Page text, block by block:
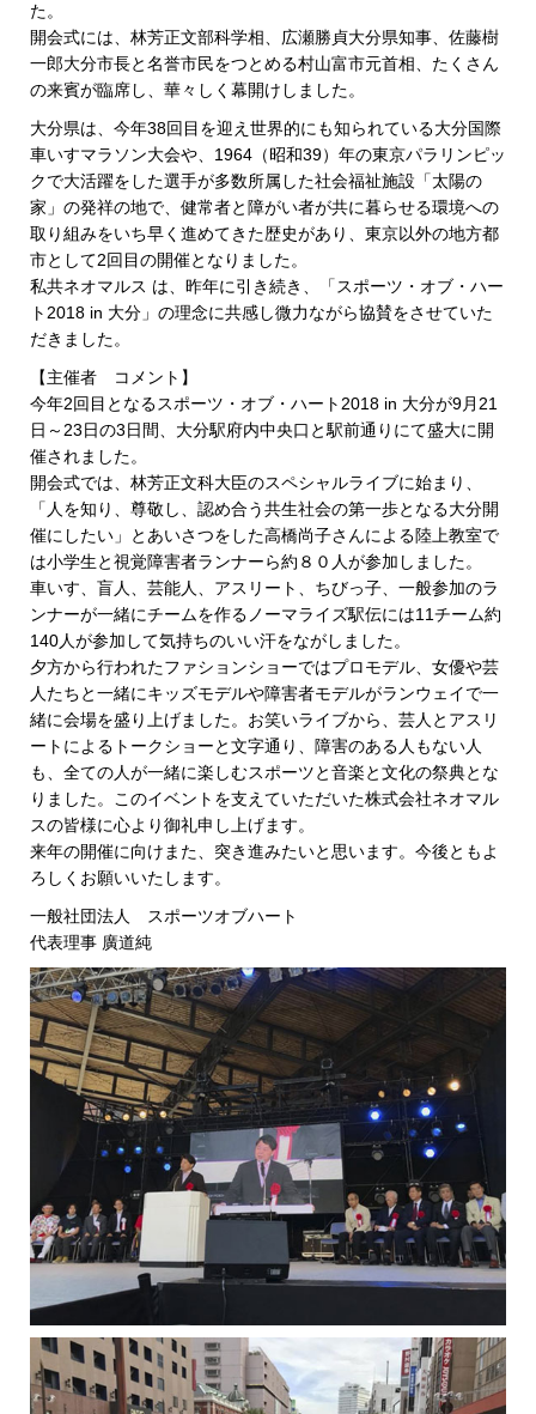
た。
開会式には、林芳正文部科学相、広瀬勝貞大分県知事、佐藤樹
一郎大分市長と名誉市民をつとめる村山富市元首相、たくさん
の来賓が臨席し、華々しく幕開けしました。
大分県は、今年38回目を迎え世界的にも知られている大分国際
車いすマラソン大会や、1964（昭和39）年の東京パラリンピッ
クで大活躍をした選手が多数所属した社会福祉施設「太陽の
家」の発祥の地で、健常者と障がい者が共に暮らせる環境への
取り組みをいち早く進めてきた歴史があり、東京以外の地方都
市として2回目の開催となりました。
私共ネオマルス は、昨年に引き続き、「スポーツ・オブ・ハー
ト2018 in 大分」の理念に共感し微力ながら協賛をさせていた
だきました。
【主催者 コメント】
今年2回目となるスポーツ・オブ・ハート2018 in 大分が9月21
日～23日の3日間、大分駅府内中央口と駅前通りにて盛大に開
催されました。
開会式では、林芳正文科大臣のスペシャルライブに始まり、
「人を知り、尊敬し、認め合う共生社会の第一歩となる大分開
催にしたい」とあいさつをした高橋尚子さんによる陸上教室で
は小学生と視覚障害者ランナーら約８０人が参加しました。
車いす、盲人、芸能人、アスリート、ちびっ子、一般参加のラ
ンナーが一緒にチームを作るノーマライズ駅伝には11チーム約
140人が参加して気持ちのいい汗をながしました。
夕方から行われたファションショーではプロモデル、女優や芸
人たちと一緒にキッズモデルや障害者モデルがランウェイで一
緒に会場を盛り上げました。お笑いライブから、芸人とアスリ
ートによるトークショーと文字通り、障害のある人もない人
も、全ての人が一緒に楽しむスポーツと音楽と文化の祭典とな
りました。このイベントを支えていただいた株式会社ネオマル
スの皆様に心より御礼申し上げます。
来年の開催に向けまた、突き進みたいと思います。今後ともよ
ろしくお願いいたします。
一般社団法人 スポーツオブハート
代表理事 廣道純